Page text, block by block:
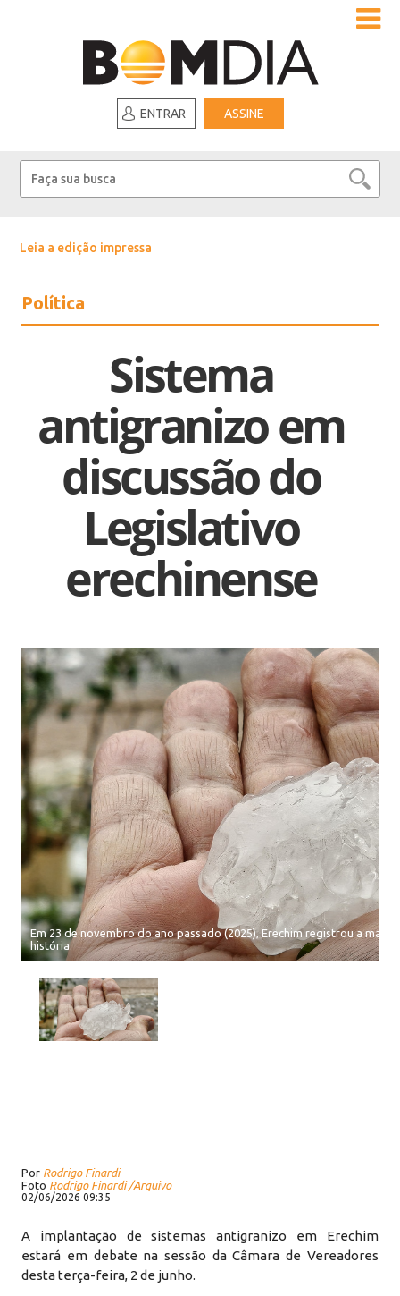
ENTRAR ASSINE
Leia a edição impressa
Política
Sistema
antigranizo em
discussão do
Legislativo
erechinense
Em 23 de novembro do ano passado (2025), Erechim registrou a maior
história.
Por Rodrigo Finardi
Foto Rodrigo Finardi /Arquivo
02/06/2026 09:35
A implantação de sistemas antigranizo em Erechim
estará em debate na sessão da Câmara de Vereadores
desta terça-feira, 2 de junho.